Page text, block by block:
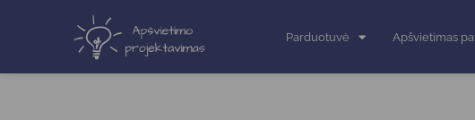
Parduotuvė Apšvietimas